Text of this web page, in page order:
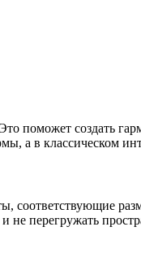
поможет создать
а в классическом
соответствующие
не перегружать